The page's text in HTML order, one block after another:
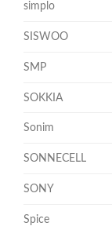
simplo
SISWOO
SMP
SOKKIA
Sonim
SONNECELL
SONY
Spice